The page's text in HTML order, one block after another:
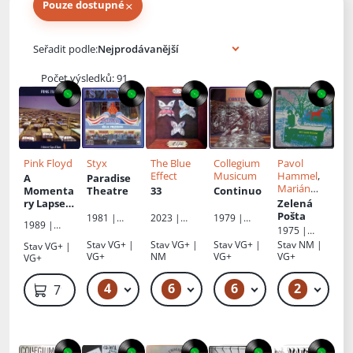
Pouze dostupné×
Seřadit podle:
Počet výsledků: 91
Pink Floyd
A
Momenta
ry Lapse
1989 |
EMI
StavVG+ |
VG+
799 Kč
Styx
Paradise
Theatre
1981 |
A&M
Records
StavVG+ |
VG+
4 199 Kč
The Blue
Effect
33
2023 |
StavVG+ |
NM
6 499 Kč – 599 Kč
Collegium
Musicum
Continuo
1979 |
StavVG+ |
VG+
6 199 Kč – 399 Kč
Pavol
Hammel,
Marián
Varga
Zelená
Pošta
1975 |
Opus
Stav NM |
VG+
2